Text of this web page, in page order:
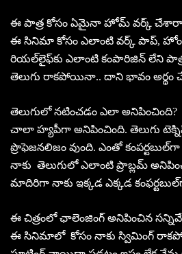
ఈ పాత్ర కోసం ఏమైనా హోమ్‌ వర్క్‌
ఈ సినిమా కోసం ఎలాంటి వర్క్‌ పాప్‌,
రియల్‌లైఫ్‌కు ఎలాంటి కంపారిజిన్‌ లేని
తెలుగు రాకపోయినా.. దాని భావం అర్థం
తెలుగులో నటించడం ఎలా అనిపించింది?
చాలా హ్యపీగా అనిపించింది. తెలుగు
ప్రొఫెజనలిజం వుంది. ఎంతో
నాకు తెలుగులో ఎలాంటి ప్రాబ్లమ్‌
మాదిరిగా నాకు ఇక్కడ ఎక్కడ
ఈ చిత్రంలో ఛాలెంజింగ్‌ అనిపించిన
ఈ సినిమాలో కోసం నాకు స్విమింగ్‌